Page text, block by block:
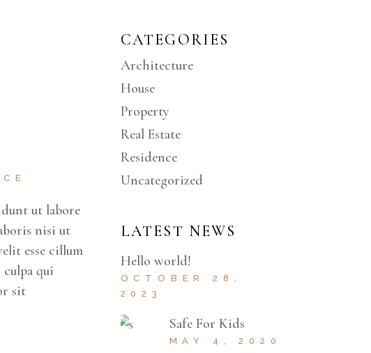
ut labore
nisi ut
esse cillum
qui
sit
CATEGORIES
Architecture
House
Property
Real Estate
Residence
Uncategorized
LATEST NEWS
Hello world!
OCTOBER 28,
2023
Safe For Kids
MAY 4, 2020